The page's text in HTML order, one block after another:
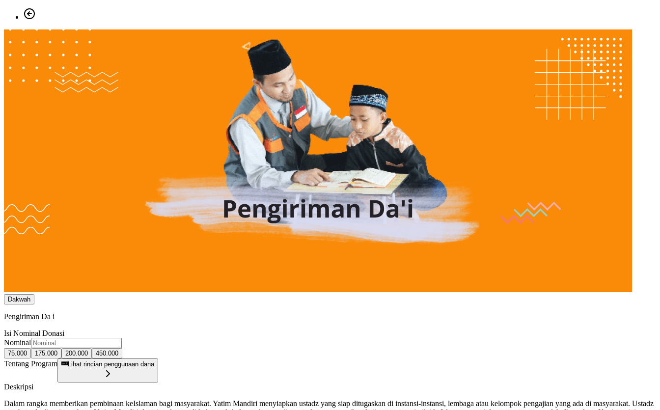
Dakwah
Pengiriman Da i
Isi Nominal Donasi
Nominal
75.000 175.000 200.000 450.000
Tentang Program Lihat rincian penggunaan dana
Deskripsi
Dalam rangka memberikan pembinaan keIslaman bagi masyarakat. Yatim Mandiri menyiapkan ustadz yang siap ditugaskan di instansi-instansi, lembaga atau kelompok pengajian yang ada di masyarakat. Ustadz